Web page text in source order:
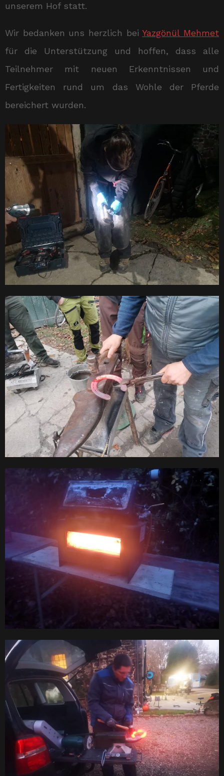
unserem Hof statt.
Wir bedanken uns herzlich beiYazgönül Mehmet
für die Unterstützung und hoffen, dass alle
Teilnehmer mit neuen Erkenntnissen und
Fertigkeiten rund um das Wohle der Pferde
bereichert wurden.